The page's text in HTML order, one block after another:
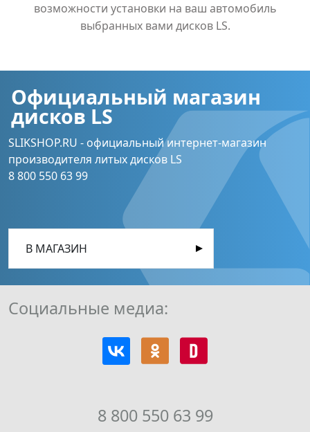
возможности установки на ваш автомобиль
выбранных вами дисков LS.
Официальный магазин
дисков LS
SLIKSHOP.RU - официальный интернет-магазин
производителя литых дисков LS
8 800 550 63 99
В МАГАЗИН
8 800 550 63 99
Социальные медиа: